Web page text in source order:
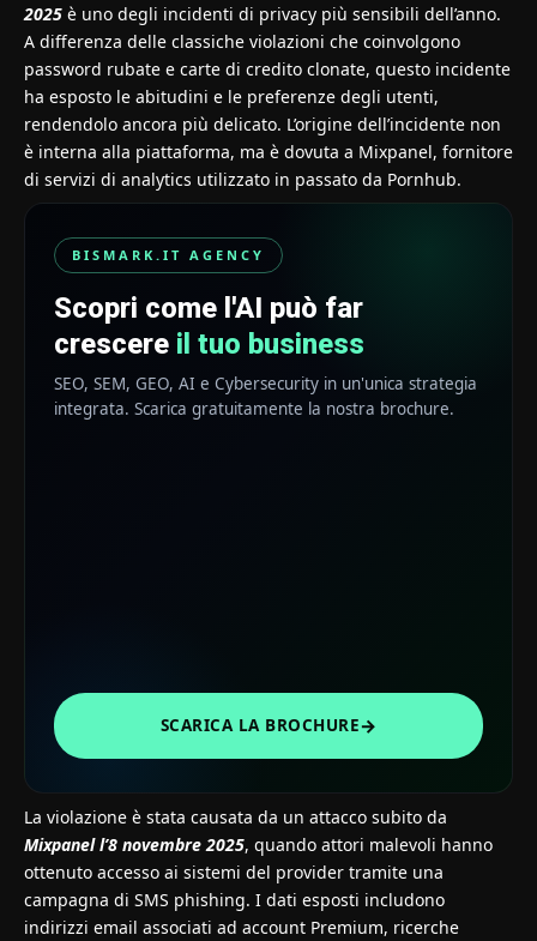
2025 è uno degli incidenti di privacy più sensibili dell’anno.
A differenza delle classiche violazioni che coinvolgono
password rubate e carte di credito clonate, questo incidente
ha esposto le abitudini e le preferenze degli utenti,
rendendolo ancora più delicato. L’origine dell’incidente non
è interna alla piattaforma, ma è dovuta a Mixpanel, fornitore
di servizi di analytics utilizzato in passato da Pornhub.
BISMARK.IT AGENCY
Scopri come l'AI può far
crescere il tuo business
SEO, SEM, GEO, AI e Cybersecurity in un'unica strategia
integrata. Scarica gratuitamente la nostra brochure.
SCARICA LA BROCHURE→
La violazione è stata causata da un attacco subito da
Mixpanel l’8 novembre 2025, quando attori malevoli hanno
ottenuto accesso ai sistemi del provider tramite una
campagna di SMS phishing. I dati esposti includono
indirizzi email associati ad account Premium, ricerche